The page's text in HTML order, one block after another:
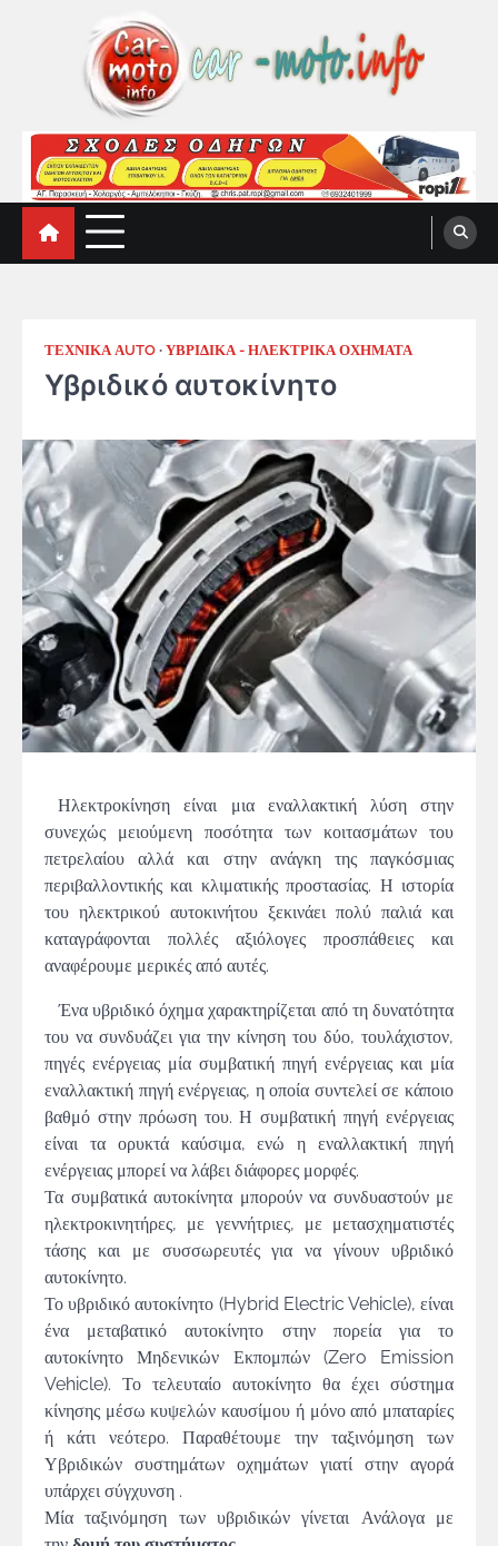
car-moto.info
car-moto.info
ΤΕΧΝΙΚΑ ΑUTO ΥΒΡΙΔΙΚΑ - ΗΛΕΚΤΡΙΚΑ ΟΧΗΜΑΤΑ
Υβριδικό αυτοκίνητο
Ηλεκτροκίνηση είναι μια εναλλακτική λύση στην
συνεχώς μειούμενη ποσότητα των κοιτασμάτων του
πετρελαίου αλλά και στην ανάγκη της παγκόσμιας
περιβαλλοντικής και κλιματικής προστασίας. Η ιστορία
του ηλεκτρικού αυτοκινήτου ξεκινάει πολύ παλιά και
καταγράφονται πολλές αξιόλογες προσπάθειες και
αναφέρουμε μερικές από αυτές.
Ένα υβριδικό όχημα χαρακτηρίζεται από τη δυνατότητα
του να συνδυάζει για την κίνηση του δύο, τουλάχιστον,
πηγές ενέργειας μία συμβατική πηγή ενέργειας και μία
εναλλακτική πηγή ενέργειας, η οποία συντελεί σε κάποιο
βαθμό στην πρόωση του. Η συμβατική πηγή ενέργειας
είναι τα ορυκτά καύσιμα, ενώ η εναλλακτική πηγή
ενέργειας μπορεί να λάβει διάφορες μορφές.
Τα συμβατικά αυτοκίνητα μπορούν να συνδυαστούν με
ηλεκτροκινητήρες, με γεννήτριες, με μετασχηματιστές
τάσης και με συσσωρευτές για να γίνουν υβριδικό
αυτοκίνητο.
Το υβριδικό αυτοκίνητο (Hybrid Electric Vehicle), είναι
ένα μεταβατικό αυτοκίνητο στην πορεία για το
αυτοκίνητο Μηδενικών Εκπομπών (Zero Emission
Vehicle). Το τελευταίο αυτοκίνητο θα έχει σύστημα
κίνησης μέσω κυψελών καυσίμου ή μόνο από μπαταρίες
ή κάτι νεότερο. Παραθέτουμε την ταξινόμηση των
Υβριδικών συστημάτων οχημάτων γιατί στην αγορά
υπάρχει σύγχυνση .
Μία ταξινόμηση των υβριδικών γίνεται Ανάλογα με